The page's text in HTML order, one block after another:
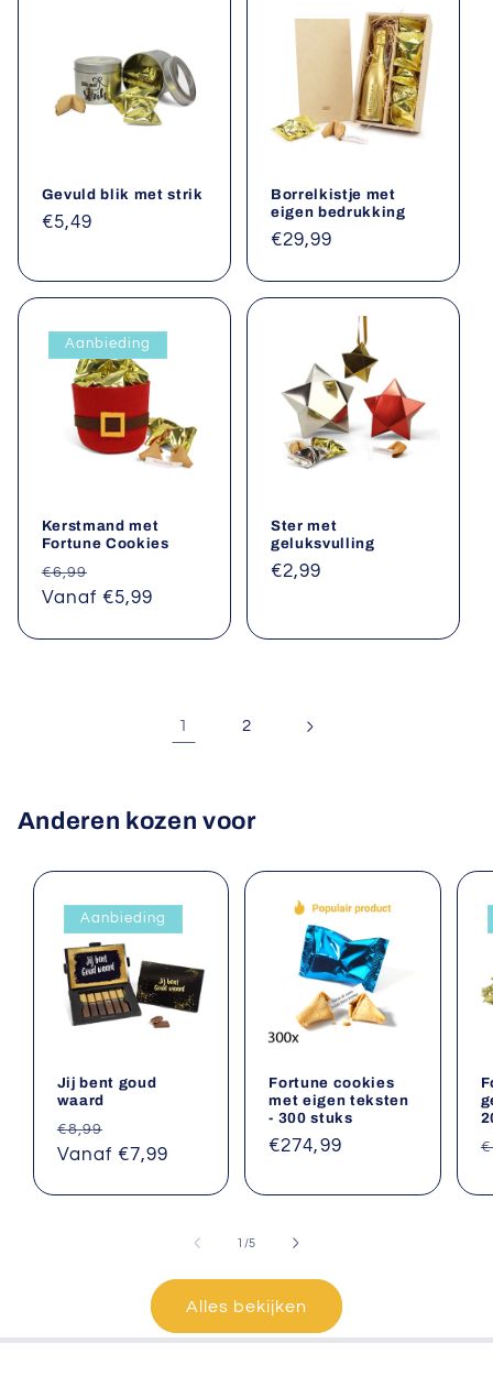
Gevuld blik met strik
Normale
€5,49
Borrelkistje met
eigen bedrukking
Normale
€29,99
Aanbieding
Kerstmand met
Fortune Cookies
Normale
prijs
€6,99
Vanaf €5,99
Ster met
geluksvulling
Normale
€2,99
1 2
Anderen kozen voor
Aanbieding
Jij bent goud
waard
Normale
prijs
€8,99
Vanaf €7,99
Fortune cookies
met eigen teksten
- 300 stuks
Normale
€274,99
1 /van
5
Alles bekijken